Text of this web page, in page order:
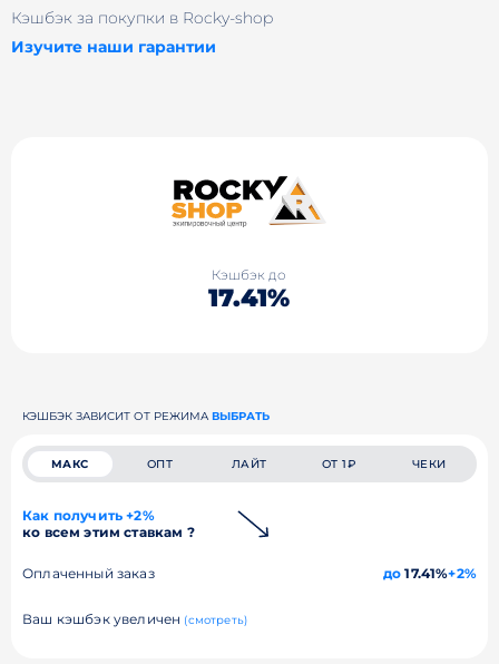
Кэшбэк за покупки в Rocky-shop
Изучите наши гарантии
Кэшбэк до
17.41%
КЭШБЭК ЗАВИСИТ ОТ РЕЖИМА ВЫБРАТЬ
МАКС ОПТ ЛАЙТ ОТ 1₽ ЧЕКИ
Как получить +2%
ко всем этим ставкам ?
Оплаченный заказ до 17.41%+2%
Ваш кэшбэк увеличен (смотреть)